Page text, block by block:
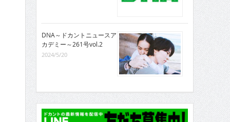
DNA～ドカントニュースア
カデミー～261号vol.2
2024/5/20